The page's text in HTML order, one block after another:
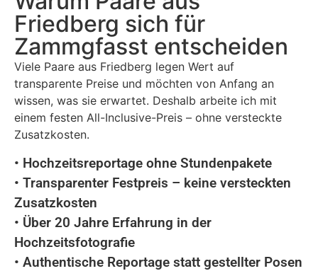
Friedberg sich für
Zammgfasst entscheiden
Viele Paare aus Friedberg legen Wert auf
transparente Preise und möchten von Anfang an
wissen, was sie erwartet. Deshalb arbeite ich mit
einem festen All-Inclusive-Preis – ohne versteckte
Zusatzkosten.
• Hochzeitsreportage ohne Stundenpakete
• Transparenter Festpreis – keine versteckten
Zusatzkosten
• Über 20 Jahre Erfahrung in der
Hochzeitsfotografie
• Authentische Reportage statt gestellter Posen